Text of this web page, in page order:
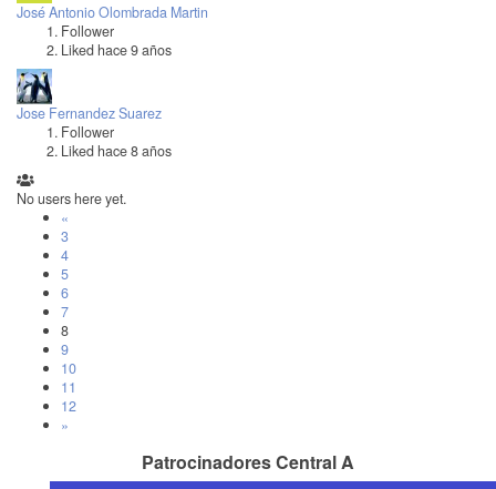
José Antonio Olombrada Martin
Follower
Liked hace 9 años
Jose Fernandez Suarez
Follower
Liked hace 8 años
No users here yet.
«
3
4
5
6
7
8
9
10
11
12
»
Patrocinadores Central A